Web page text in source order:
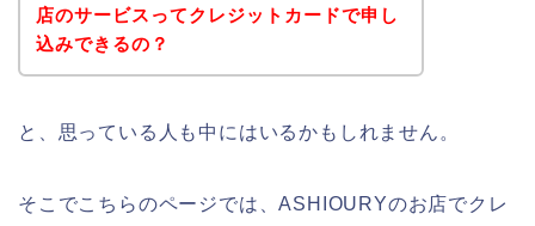
店のサービスってクレジットカードで申し
込みできるの？
と、思っている人も中にはいるかもしれません。
そこでこちらのページでは、ASHIOURYのお店でクレ